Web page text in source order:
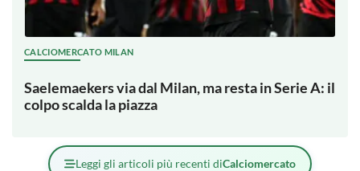
CALCIOMERCATO MILAN
Saelemaekers via dal Milan, ma resta in Serie A: il
colpo scalda la piazza
Leggi gli articoli più recenti diCalciomercato